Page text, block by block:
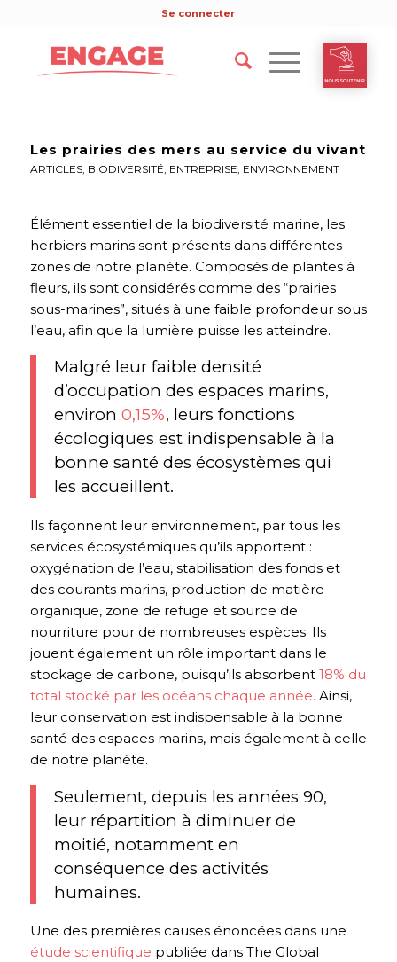
Se connecter
Les prairies des mers au service du vivant
ARTICLES, BIODIVERSITÉ, ENTREPRISE, ENVIRONNEMENT
Élément essentiel de la biodiversité marine, les
herbiers marins sont présents dans différentes
zones de notre planète. Composés de plantes à
fleurs, ils sont considérés comme des “prairies
sous-marines”, situés à une faible profondeur sous
l’eau, afin que la lumière puisse les atteindre.
Malgré leur faible densité
d’occupation des espaces marins,
environ 0,15%, leurs fonctions
écologiques est indispensable à la
bonne santé des écosystèmes qui
les accueillent.
Ils façonnent leur environnement, par tous les
services écosystémiques qu’ils apportent :
oxygénation de l’eau, stabilisation des fonds et
des courants marins, production de matière
organique, zone de refuge et source de
nourriture pour de nombreuses espèces. Ils
jouent également un rôle important dans le
stockage de carbone, puisqu’ils absorbent 18% du
total stocké par les océans chaque année. Ainsi,
leur conservation est indispensable à la bonne
santé des espaces marins, mais également à celle
de notre planète.
Seulement, depuis les années 90,
leur répartition à diminuer de
moitié, notamment en
conséquence des activités
humaines.
Une des premières causes énoncées dans une
étude scientifique publiée dans The Global